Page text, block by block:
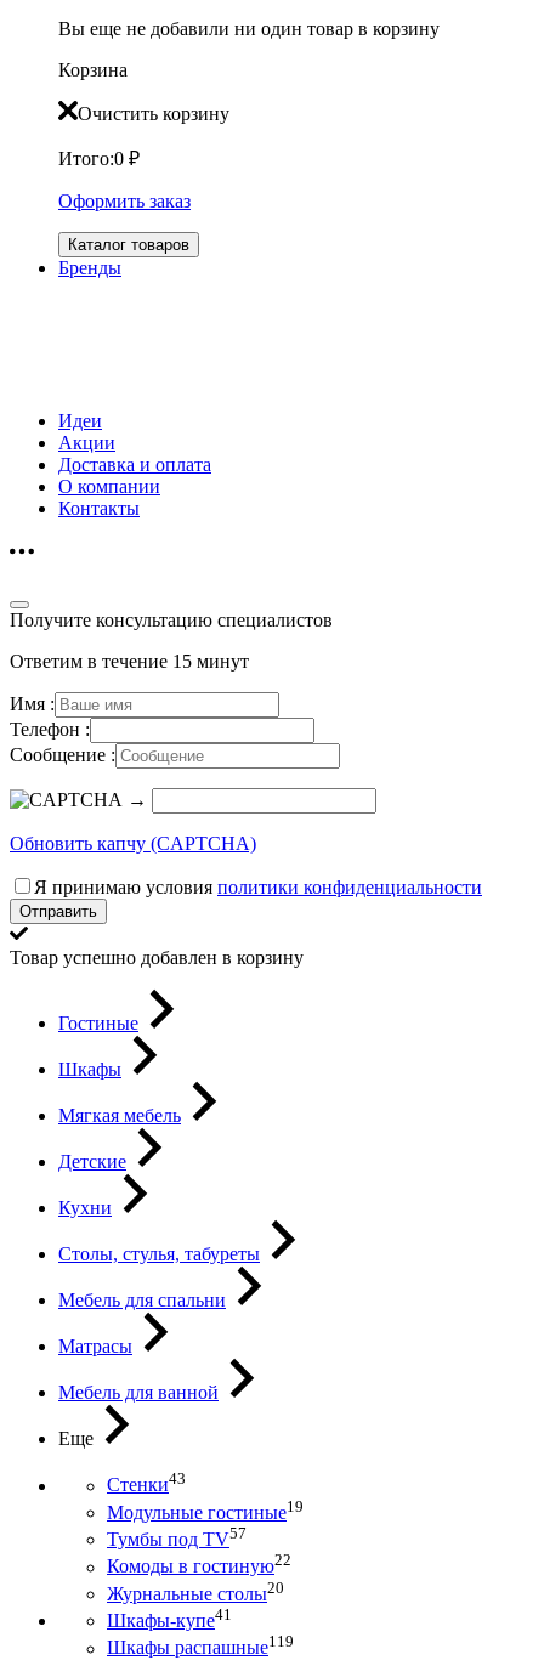
Вы еще не добавили ни один товар в корзину
Корзина
Очистить корзину
Итого:0 ₽
Оформить заказ
Каталог товаров
Бренды
Идеи
Акции
Доставка и оплата
О компании
Контакты
Получите консультацию специалистов
Ответим в течение 15 минут
Имя :
Телефон :
Сообщение :
→
Обновить капчу (CAPTCHA)
Я принимаю условия политики конфиденциальности
Отправить
Товар успешно добавлен в корзину
Гостиные
Шкафы
Мягкая мебель
Детские
Кухни
Столы, стулья, табуреты
Мебель для спальни
Матрасы
Мебель для ванной
Еще
Стенки43
Модульные гостиные19
Тумбы под ТV57
Комоды в гостиную22
Журнальные столы20
Шкафы-купе41
Шкафы распашные119